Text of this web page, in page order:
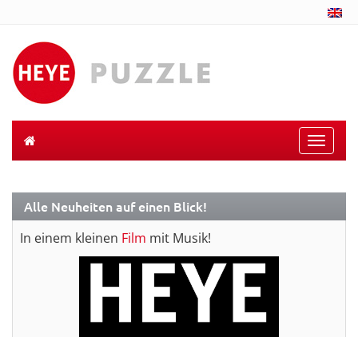
Toggle
Alle Neuheiten auf einen Blick!
In einem kleinen Film mit Musik!